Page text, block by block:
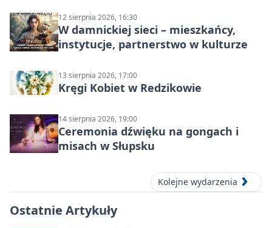
12 sierpnia 2026, 16:30
W damnickiej sieci – mieszkańcy,
instytucje, partnerstwo w kulturze
13 sierpnia 2026, 17:00
Kręgi Kobiet w Redzikowie
14 sierpnia 2026, 19:00
Ceremonia dźwięku na gongach i
misach w Słupsku
Kolejne wydarzenia
Ostatnie Artykuły